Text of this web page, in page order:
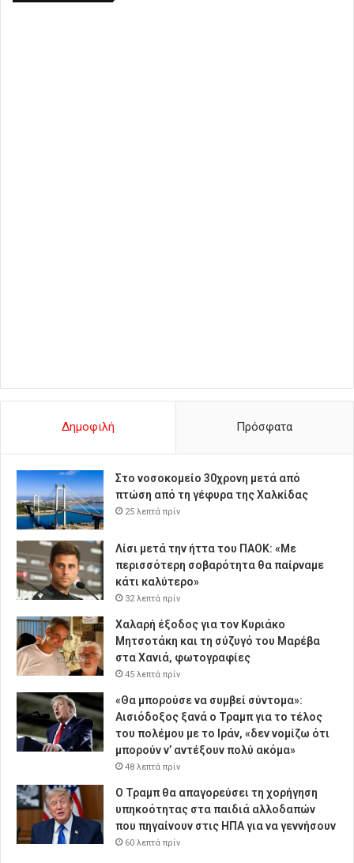
Δημοφιλή Πρόσφατα
Στο νοσοκομείο 30χρονη μετά από
πτώση από τη γέφυρα της Χαλκίδας
25 λεπτά πρίν
Λίσι μετά την ήττα του ΠΑΟΚ: «Με
περισσότερη σοβαρότητα θα παίρναμε
κάτι καλύτερο»
32 λεπτά πρίν
Χαλαρή έξοδος για τον Κυριάκο
Μητσοτάκη και τη σύζυγό του Μαρέβα
στα Χανιά, φωτογραφίες
45 λεπτά πρίν
«Θα μπορούσε να συμβεί σύντομα»:
Αισιόδοξος ξανά ο Τραμπ για το τέλος
του πολέμου με το Ιράν, «δεν νομίζω ότι
μπορούν ν’ αντέξουν πολύ ακόμα»
48 λεπτά πρίν
Ο Τραμπ θα απαγορεύσει τη χορήγηση
υπηκοότητας στα παιδιά αλλοδαπών
που πηγαίνουν στις ΗΠΑ για να γεννήσουν
60 λεπτά πρίν